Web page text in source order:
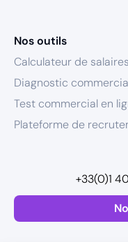
Nos outils
Calculateur de salaires
Diagnostic
Test commercial en
Plateforme de
+33(0)1